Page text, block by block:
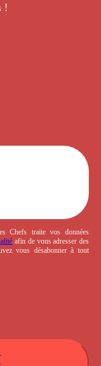
!
Chefs traite vos données
afin de vous adresser des
vous désabonner à tout